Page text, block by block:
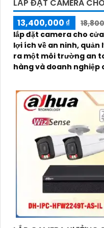
LẮP ĐẶT CAMERA
13,400,000 ₫
lắp đặt camera cho
lợi ích về an ninh, quản
ra một môi trường an
hàng và doanh nghiệp